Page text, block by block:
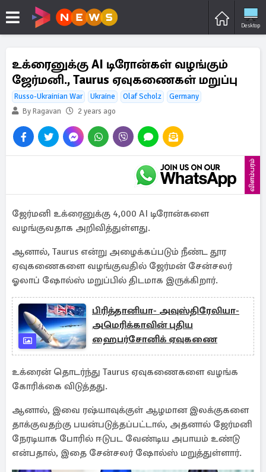
Desktop
உக்ரைனுக்கு AI டிரோன்கள் வழங்கும்
ஜேர்மனி., Taurus ஏவுகணைகள் மறுப்பு
Russo-Ukrainian War Ukraine Olaf Scholz
Germany
By Ragavan
2 years ago
விளம்பரம்
ஜேர்மனி உக்ரைனுக்கு 4,000 AI டிரோன்களை
வழங்குவதாக அறிவித்துள்ளது.
ஆனால், Taurus என்று அழைக்கப்படும் நீண்ட தூர
ஏவுகணைகளை வழங்குவதில் ஜேர்மன் சேன்சலர்
ஓலாப் ஷோல்ஸ் மறுப்பில் திடமாக இருக்கிறார்.
பிரித்தானியா- அவுஸ்திரேலியா-
அமெரிக்காவின் புதிய
ஹைபர்சோனிக் ஏவுகணை
உக்ரைன் தொடர்ந்து Taurus ஏவுகணைகளை வழங்க
கோரிக்கை விடுத்தது.
ஆனால், இவை ரஷ்யாவுக்குள் ஆழமான இலக்குகளை
தாக்குவதற்கு பயன்படுத்தப்பட்டால், அதனால் ஜேர்மனி
நேரடியாக போரில் ஈடுபட வேண்டிய அபாயம் உண்டு
என்பதால், இதை சேன்சலர் ஷோல்ஸ் மறுத்துள்ளார்.